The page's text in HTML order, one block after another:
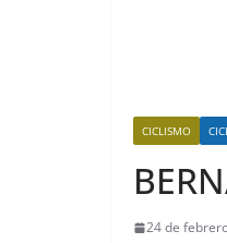
CICLISMO
24 de